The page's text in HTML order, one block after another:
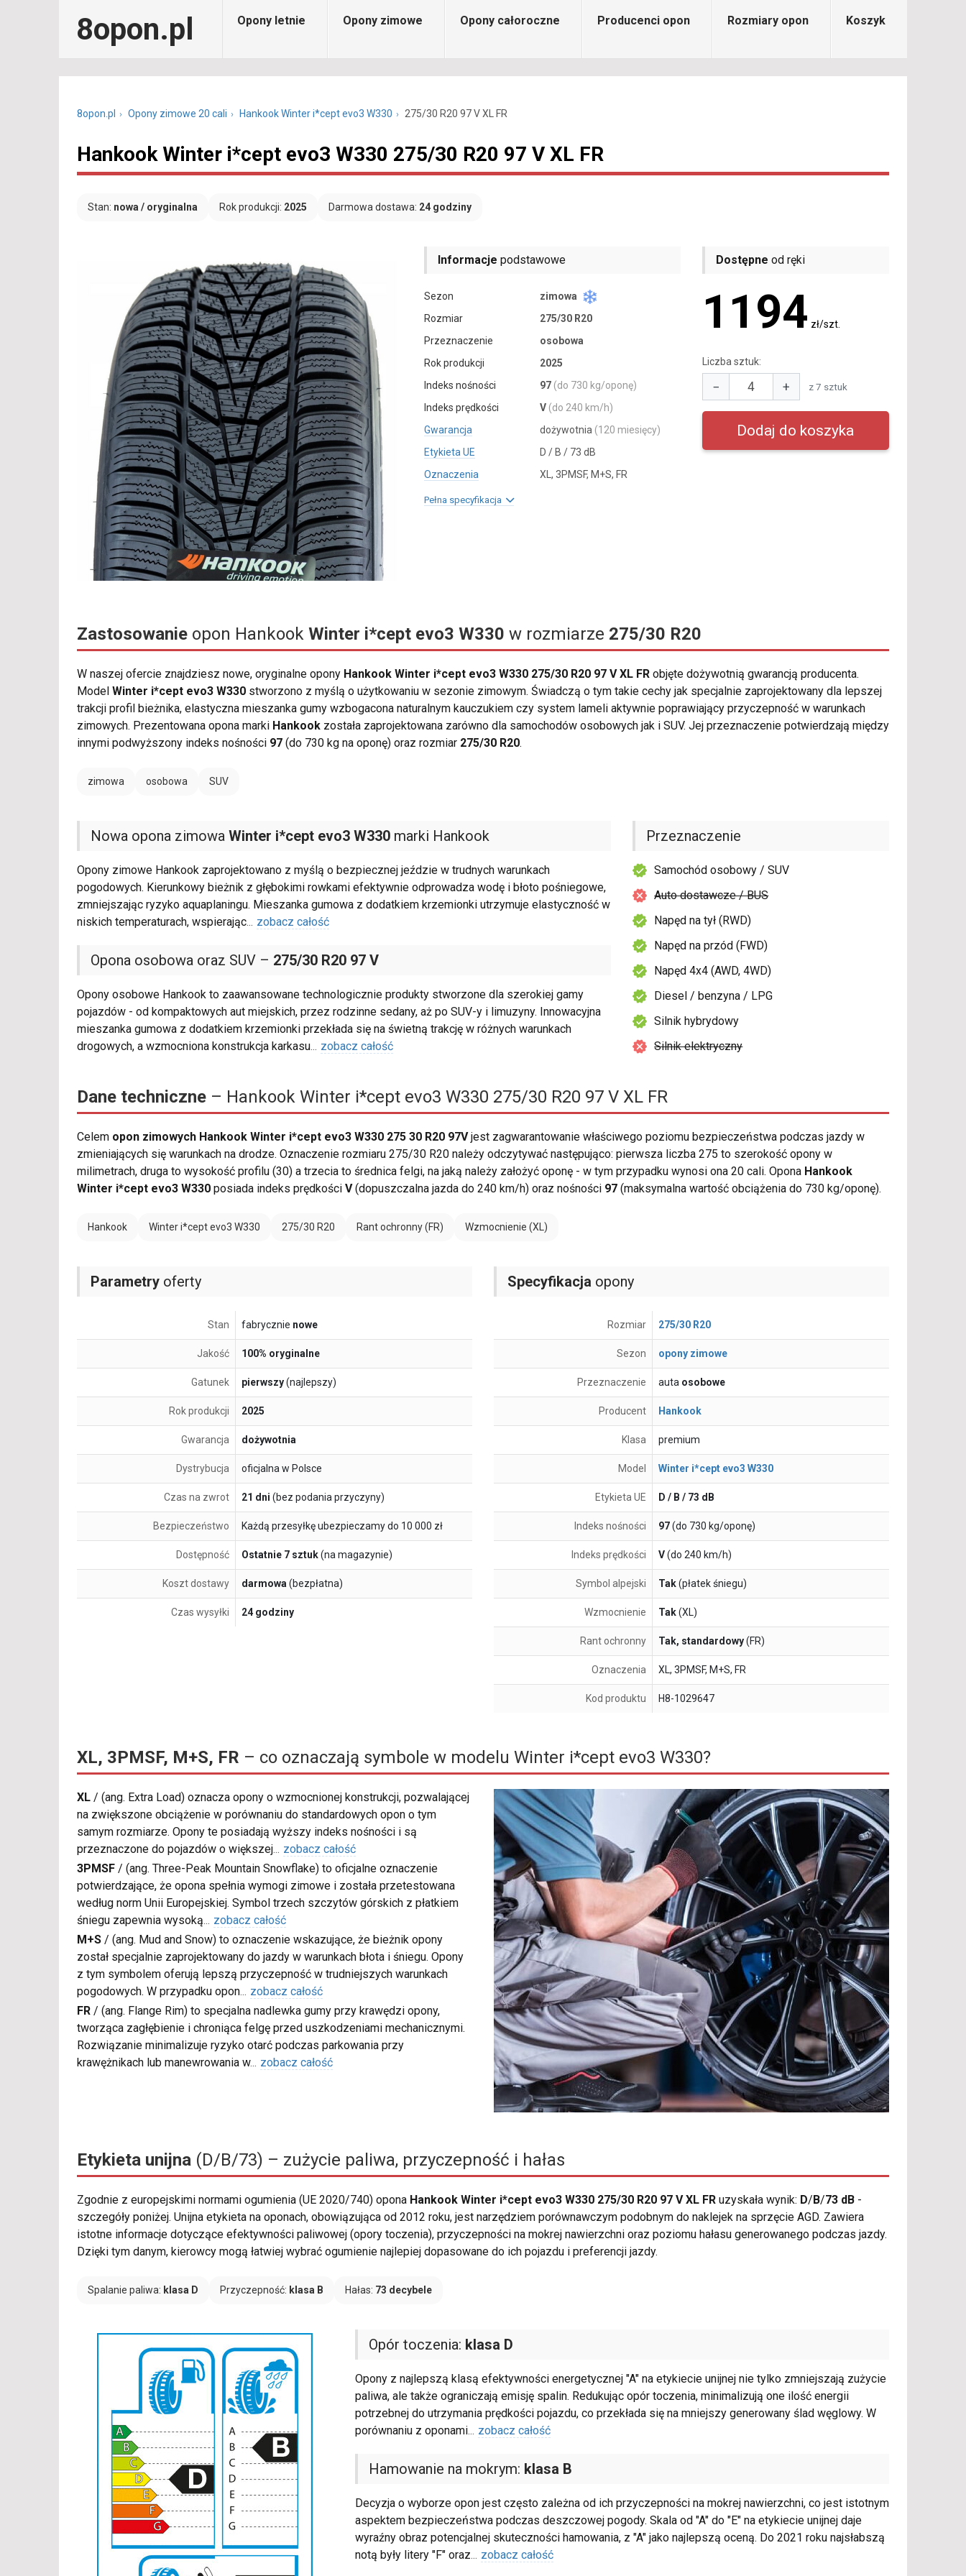
8opon.pl Opony letnie Opony zimowe Opony całoroczne Producenci opon Rozmiary opon Koszyk
8opon.pl Opony zimowe 20 cali Hankook Winter i*cept evo3 W330 275/30 R20 97 V XL FR
Hankook Winter i*cept evo3 W330 275/30 R20 97 V XL FR
Stan: nowa / oryginalna Rok produkcji: 2025 Darmowa dostawa: 24 godziny
Informacje podstawowe
Sezon
zimowa
Rozmiar
275/30 R20
Przeznaczenie
osobowa
Rok produkcji
2025
Indeks nośności
97 (do 730 kg/oponę)
Indeks prędkości
V (do 240 km/h)
Gwarancja
dożywotnia (120 miesięcy)
Etykieta UE
D / B / 73 dB
Oznaczenia
XL, 3PMSF, M+S, FR
Pełna specyfikacja
Dostępne od ręki
1194 zł/szt.
Liczba sztuk:
− + z 7 sztuk
Zastosowanie opon Hankook Winter i*cept evo3 W330 w rozmiarze 275/30 R20
W naszej ofercie znajdziesz nowe, oryginalne opony Hankook Winter i*cept evo3 W330 275/30 R20 97 V XL FR objęte dożywotnią gwarancją producenta.
Model Winter i*cept evo3 W330 stworzono z myślą o użytkowaniu w sezonie zimowym. Świadczą o tym takie cechy jak specjalnie zaprojektowany dla lepszej
trakcji profil bieżnika, elastyczna mieszanka gumy wzbogacona naturalnym kauczukiem czy system lameli aktywnie poprawiający przyczepność w warunkach
zimowych. Prezentowana opona marki Hankook została zaprojektowana zarówno dla samochodów osobowych jak i SUV. Jej przeznaczenie potwierdzają między
innymi podwyższony indeks nośności 97 (do 730 kg na oponę) oraz rozmiar 275/30 R20.
zimowa osobowa SUV
Nowa opona zimowa Winter i*cept evo3 W330 marki Hankook
Opony zimowe Hankook zaprojektowano z myślą o bezpiecznej jeździe w trudnych warunkach
pogodowych. Kierunkowy bieżnik z głębokimi rowkami efektywnie odprowadza wodę i błoto pośniegowe,
zmniejszając ryzyko aquaplaningu. Mieszanka gumowa z dodatkiem krzemionki utrzymuje elastyczność w
niskich temperaturach, wspierając... zobacz całość
Opona osobowa oraz SUV – 275/30 R20 97 V
Opony osobowe Hankook to zaawansowane technologicznie produkty stworzone dla szerokiej gamy
pojazdów - od kompaktowych aut miejskich, przez rodzinne sedany, aż po SUV-y i limuzyny. Innowacyjna
mieszanka gumowa z dodatkiem krzemionki przekłada się na świetną trakcję w różnych warunkach
drogowych, a wzmocniona konstrukcja karkasu... zobacz całość
Przeznaczenie
Samochód osobowy / SUV
Auto dostawcze / BUS
Napęd na tył (RWD)
Napęd na przód (FWD)
Napęd 4x4 (AWD, 4WD)
Diesel / benzyna / LPG
Silnik hybrydowy
Silnik elektryczny
Dane techniczne – Hankook Winter i*cept evo3 W330 275/30 R20 97 V XL FR
Celem opon zimowych Hankook Winter i*cept evo3 W330 275 30 R20 97Vjest zagwarantowanie właściwego poziomu bezpieczeństwa podczas jazdy w
zmieniających się warunkach na drodze. Oznaczenie rozmiaru 275/30 R20 należy odczytywać następująco: pierwsza liczba 275 to szerokość opony w
milimetrach, druga to wysokość profilu (30) a trzecia to średnica felgi, na jaką należy założyć oponę - w tym przypadku wynosi ona 20 cali. Opona Hankook
Winter i*cept evo3 W330 posiada indeks prędkości V(dopuszczalna jazda do 240 km/h) oraz nośności 97 (maksymalna wartość obciążenia do 730 kg/oponę).
Hankook Winter i*cept evo3 W330 275/30 R20 Rant ochronny (FR) Wzmocnienie (XL)
Parametry oferty
Stan fabrycznie nowe
Jakość 100% oryginalne
Gatunek pierwszy(najlepszy)
Rok produkcji 2025
Gwarancja dożywotnia
Dystrybucja oficjalna w Polsce
Czas na zwrot 21 dni (bez podania przyczyny)
Bezpieczeństwo Każdą przesyłkę ubezpieczamy do 10 000 zł
Dostępność Ostatnie 7 sztuk(na magazynie)
Koszt dostawy darmowa(bezpłatna)
Czas wysyłki 24 godziny
Specyfikacja opony
Rozmiar 275/30 R20
Sezon opony zimowe
Przeznaczenie auta osobowe
Producent Hankook
Klasa premium
Model Winter i*cept evo3 W330
Etykieta UE D / B / 73 dB
Indeks nośności 97(do 730 kg/oponę)
Indeks prędkości V(do 240 km/h)
Symbol alpejski Tak(płatek śniegu)
Wzmocnienie Tak(XL)
Rant ochronny Tak, standardowy(FR)
Oznaczenia XL, 3PMSF, M+S, FR
Kod produktu H8-1029647
XL, 3PMSF, M+S, FR – co oznaczają symbole w modelu Winter i*cept evo3 W330?
XL / (ang. Extra Load) oznacza opony o wzmocnionej konstrukcji, pozwalającej
na zwiększone obciążenie w porównaniu do standardowych opon o tym
samym rozmiarze. Opony te posiadają wyższy indeks nośności i są
przeznaczone do pojazdów o większej... zobacz całość
3PMSF / (ang. Three-Peak Mountain Snowflake) to oficjalne oznaczenie
potwierdzające, że opona spełnia wymogi zimowe i została przetestowana
według norm Unii Europejskiej. Symbol trzech szczytów górskich z płatkiem
śniegu zapewnia wysoką... zobacz całość
M+S / (ang. Mud and Snow) to oznaczenie wskazujące, że bieżnik opony
został specjalnie zaprojektowany do jazdy w warunkach błota i śniegu. Opony
z tym symbolem oferują lepszą przyczepność w trudniejszych warunkach
pogodowych. W przypadku opon... zobacz całość
FR / (ang. Flange Rim) to specjalna nadlewka gumy przy krawędzi opony,
tworząca zagłębienie i chroniąca felgę przed uszkodzeniami mechanicznymi.
Rozwiązanie minimalizuje ryzyko otarć podczas parkowania przy
krawężnikach lub manewrowania w... zobacz całość
Etykieta unijna (D/B/73) – zużycie paliwa, przyczepność i hałas
Zgodnie z europejskimi normami ogumienia (UE 2020/740) opona Hankook Winter i*cept evo3 W330 275/30 R20 97 V XL FR uzyskała wynik: D/ B/73 dB -
szczegóły poniżej. Unijna etykieta na oponach, obowiązująca od 2012 roku, jest narzędziem porównawczym podobnym do naklejek na sprzęcie AGD. Zawiera
istotne informacje dotyczące efektywności paliwowej (opory toczenia), przyczepności na mokrej nawierzchni oraz poziomu hałasu generowanego podczas jazdy.
Dzięki tym danym, kierowcy mogą łatwiej wybrać ogumienie najlepiej dopasowane do ich pojazdu i preferencji jazdy.
Spalanie paliwa: klasa D Przyczepność: klasa B Hałas: 73 decybele
Opór toczenia: klasa D
Opony z najlepszą klasą efektywności energetycznej "A" na etykiecie unijnej nie tylko zmniejszają zużycie
paliwa, ale także ograniczają emisję spalin. Redukując opór toczenia, minimalizują one ilość energii
potrzebnej do utrzymania prędkości pojazdu, co przekłada się na mniejszy generowany ślad węglowy. W
porównaniu z oponami... zobacz całość
Hamowanie na mokrym: klasa B
Decyzja o wyborze opon jest często zależna od ich przyczepności na mokrej nawierzchni, co jest istotnym
aspektem bezpieczeństwa podczas deszczowej pogody. Skala od "A" do "E" na etykiecie unijnej daje
wyraźny obraz potencjalnej skuteczności hamowania, z "A" jako najlepszą oceną. Do 2021 roku najsłabszą
notą były litery "F" oraz... zobacz całość